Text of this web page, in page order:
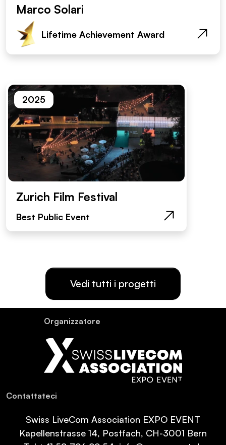
Marco Solari
Lifetime Achievement Award
2025
Zurich Film Festival
Best Public Event
Vedi tutti i progetti
Or­ganiz­za­tore
Con­tat­ta­teci
Swiss LiveCom Association EXPO EVENT
Kapellenstrasse 14, Postfach, CH-3001 Bern